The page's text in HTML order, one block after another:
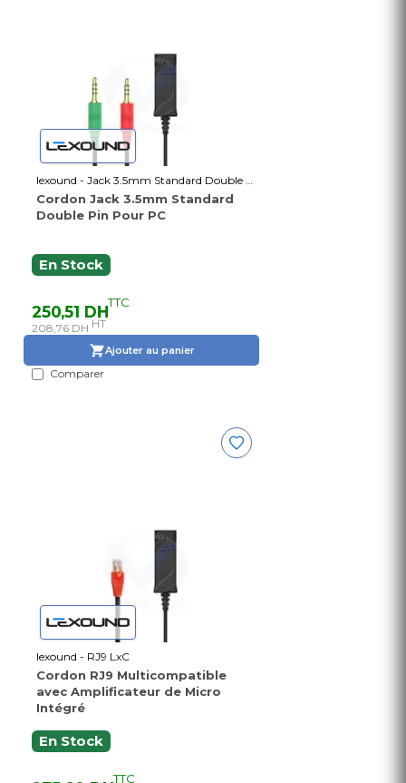
lexound - Jack 3.5mm Standard Double Pin
Cordon Jack 3.5mm Standard
Double Pin Pour PC
En Stock
250,51 DHTTC
208,76 DH HT
Ajouter au panier
Comparer
lexound - RJ9 LxC
Cordon RJ9 Multicompatible
avec Amplificateur de Micro
Intégré
En Stock
TTC